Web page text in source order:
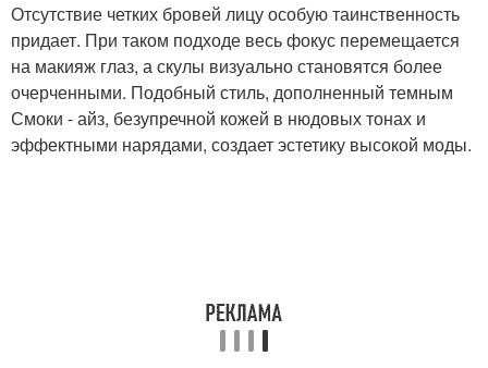
Отсутствие четких бровей лицу особую таинственность
придает. При таком подходе весь фокус перемещается
на макияж глаз, а скулы визуально становятся более
очерченными. Подобный стиль, дополненный темным
Смоки - айз, безупречной кожей в нюдовых тонах и
эффектными нарядами, создает эстетику высокой моды.